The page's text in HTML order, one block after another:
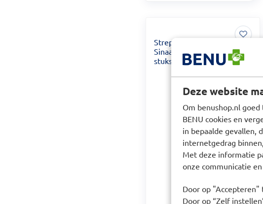
Deze website
Om benushop.nl
BENU cookies en
in bepaalde gevallen,
internetgedrag
Met deze informatie
onze communicatie
Door op "Accepteren"
Door op “Zelf
Strepfen Keeltabletten
Sinaasappel Suikervrij - 8
stuks